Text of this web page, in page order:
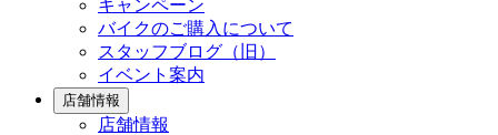
キャンペーン
バイクのご購入について
スタッフブログ（旧）
イベント案内
店舗情報
店舗情報